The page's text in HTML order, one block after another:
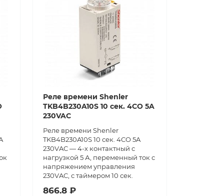
Реле времени Shenler
TKB4B230A10S 10 сек. 4CO 5A
230VAC
Реле времени Shenler
TKB4B230A10S 10 сек. 4CO 5A
230VAC — 4-х контактный с
нагрузкой 5 А, переменный ток с
напряжением управления
230VAC, с таймером 10 сек.
866.8 ₽